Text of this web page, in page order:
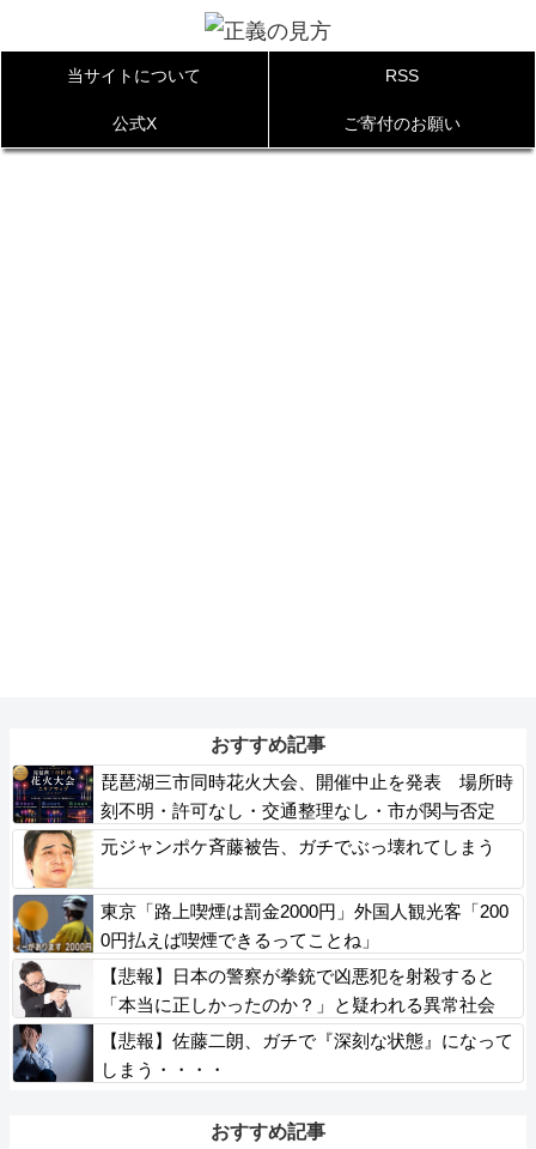
当サイトについて RSS
公式X ご寄付のお願い
おすすめ記事
琵琶湖三市同時花火大会、開催中止を発表 場所時
刻不明・許可なし・交通整理なし・市が関与否定
元ジャンポケ斉藤被告、ガチでぶっ壊れてしまう
東京「路上喫煙は罰金2000円」外国人観光客「200
0円払えば喫煙できるってことね」
【悲報】日本の警察が拳銃で凶悪犯を射殺すると
「本当に正しかったのか？」と疑われる異常社会
【悲報】佐藤二朗、ガチで『深刻な状態』になって
しまう・・・・
おすすめ記事